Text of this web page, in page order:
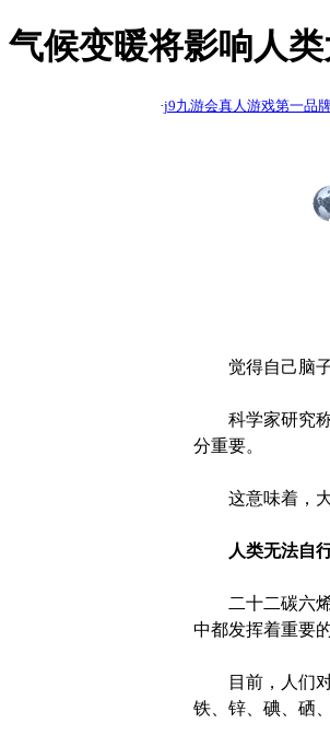
气候变暖将影响人
·j9九游会真人游戏第一品
觉得自己脑子
科学家研究称
分重要。
这意味着，大
人类无法自
二十二碳六烯
中都发挥着重要
目前，人们
铁、锌、碘、硒